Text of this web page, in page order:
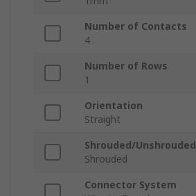
Number of Contacts
4
Number of Rows
1
Orientation
Straight
Shrouded/Unshrouded
Shrouded
Connector System